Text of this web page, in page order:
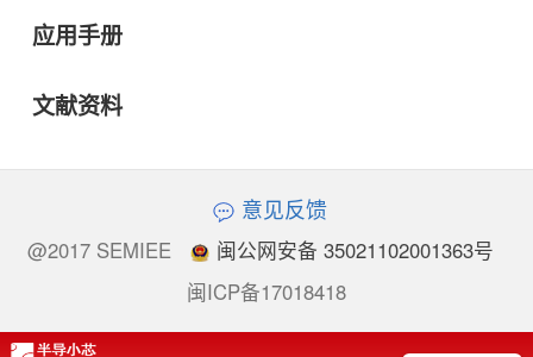
应用手册
文献资料
意见反馈
@2017 SEMIEE
闽公网安备 35021102001363号
闽ICP备17018418